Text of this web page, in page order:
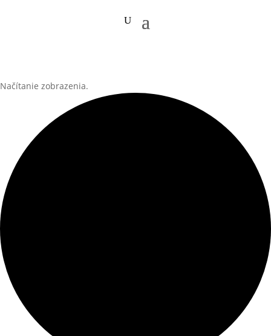
Načítanie zobrazenia.